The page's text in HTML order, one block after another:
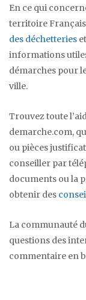
En ce qui
territoire
des déchetteries
informations
démarches pour
ville.
Trouvez toute
demarche.com,
ou pièces
conseiller par
documents ou la
obtenir des
La communauté
questions des
commentaire en